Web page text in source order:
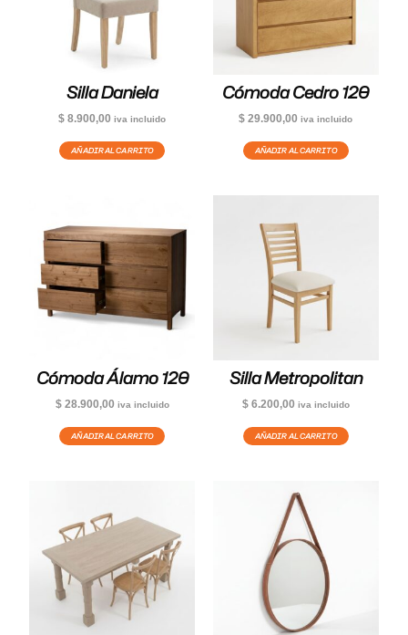
Silla Daniela
$ 8.900,00 iva incluido
AÑADIR AL CARRITO
Cómoda Cedro 120
$ 29.900,00 iva incluido
AÑADIR AL CARRITO
Cómoda Álamo 120
$28.900,00 iva incluido
AÑADIR AL CARRITO
Silla Metropolitan
$6.200,00 iva incluido
AÑADIR AL CARRITO